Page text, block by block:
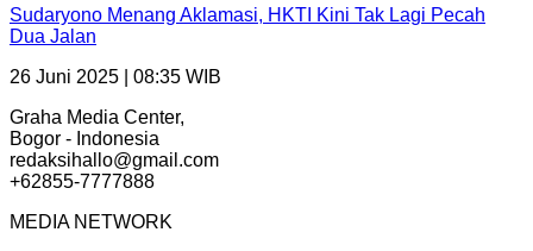
Sudaryono Menang Aklamasi, HKTI Kini Tak Lagi Pecah
Dua Jalan
26 Juni 2025 | 08:35 WIB
Graha Media Center,
Bogor - Indonesia
redaksihallo@gmail.com
+62855-7777888
MEDIA NETWORK